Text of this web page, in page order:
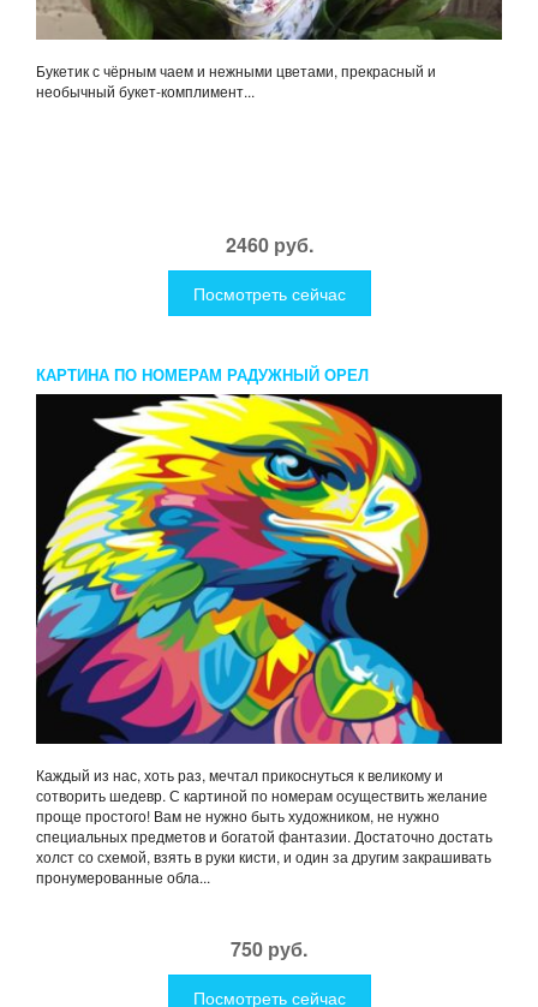
Букетик с чёрным чаем и нежными цветами, прекрасный и
необычный букет-комплимент...
2460 руб.
Посмотреть сейчас
КАРТИНА ПО НОМЕРАМ РАДУЖНЫЙ ОРЕЛ
Каждый из нас, хоть раз, мечтал прикоснуться к великому и
сотворить шедевр. С картиной по номерам осуществить желание
проще простого! Вам не нужно быть художником, не нужно
специальных предметов и богатой фантазии. Достаточно достать
холст со схемой, взять в руки кисти, и один за другим закрашивать
пронумерованные обла...
750 руб.
Посмотреть сейчас